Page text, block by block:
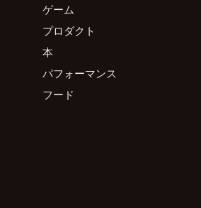
ゲーム
プロダクト
本
パフォーマンス
フード